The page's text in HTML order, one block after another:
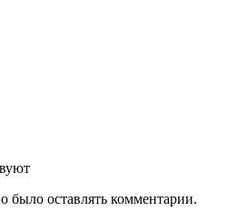
было оставлять комментарии.